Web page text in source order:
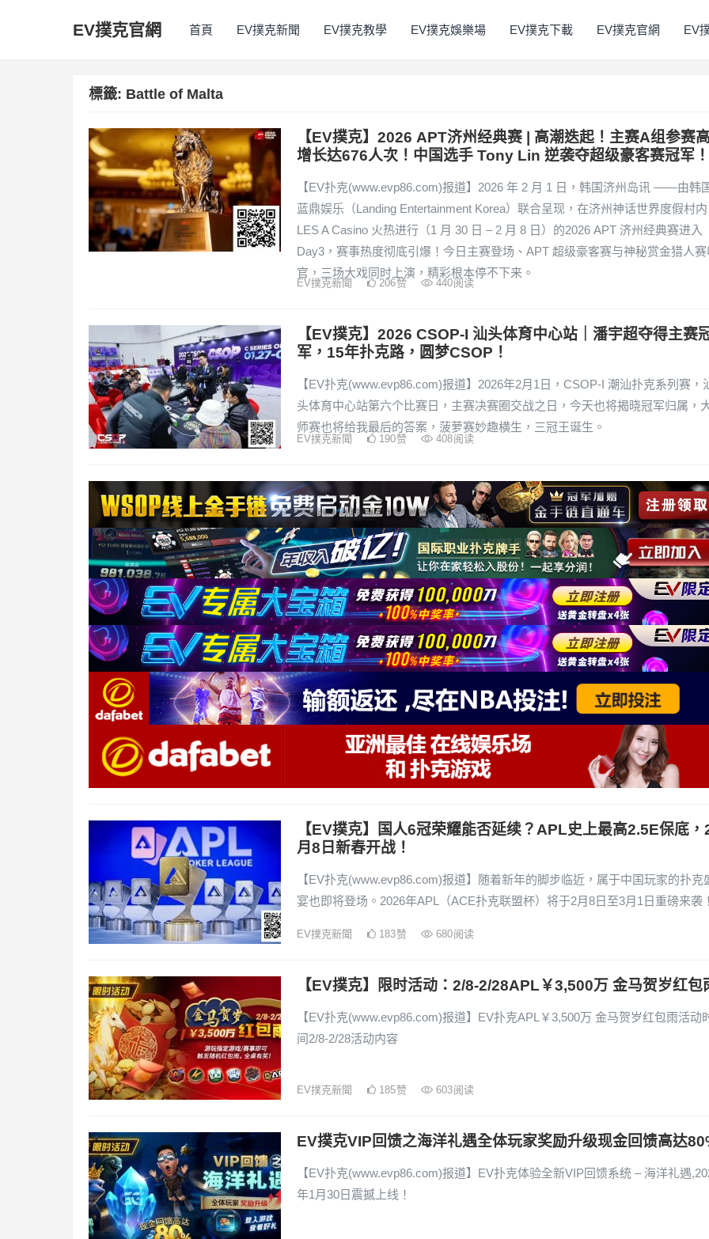
EV撲克官網 首頁 EV撲克新聞 EV撲克教學 EV撲克娛樂場 EV撲克下載 EV撲克官網 EV
標籤: Battle of Malta
【EV撲克】2026 APT济州经典赛 | 高潮迭起！主赛A组参赛
增长达676人次！中国选手 Tony Lin 逆袭夺超级豪客赛冠军！
【EV扑克(www.evp86.com)报道】2026 年 2 月 1 日，韩国济州岛讯 ——由韩
蓝鼎娱乐（Landing Entertainment Korea）联合呈现，在济州神话世界度假村内
LES A Casino 火热进行（1 月 30 日 – 2 月 8 日）的2026 APT 济州经典赛进入
Day3，赛事热度彻底引爆！今日主赛登场、APT 超级豪客赛与神秘赏金猎人赛
官，三场大戏同时上演，精彩根本停不下来。
EV撲克新聞 206赞 440阅读
【EV撲克】2026 CSOP-I 汕头体育中心站｜潘宇超夺得主赛
军，15年扑克路，圆梦CSOP！
【EV扑克(www.evp86.com)报道】2026年2月1日，CSOP-I 潮汕扑克系列赛，
头体育中心站第六个比赛日，主赛决赛圈交战之日，今天也将揭晓冠军归属，
师赛也将给我最后的答案，菠萝赛妙趣横生，三冠王诞生。
EV撲克新聞 190赞 408阅读
【EV撲克】国人6冠荣耀能否延续？APL史上最高2.5E保底，
月8日新春开战！
【EV扑克(www.evp86.com)报道】随着新年的脚步临近，属于中国玩家的扑克
宴也即将登场。2026年APL（ACE扑克联盟杯）将于2月8日至3月1日重磅来袭
EV撲克新聞 183赞 680阅读
【EV撲克】限时活动：2/8-2/28APL￥3,500万 金马贺岁红包
【EV扑克(www.evp86.com)报道】EV扑克APL￥3,500万 金马贺岁红包雨活动
间2/8-2/28活动内容
EV撲克新聞 185赞 603阅读
EV撲克VIP回馈之海洋礼遇全体玩家奖励升级现金回馈高达
【EV扑克(www.evp86.com)报道】EV扑克体验全新VIP回馈系统 – 海洋礼遇
年1月30日震撼上线！